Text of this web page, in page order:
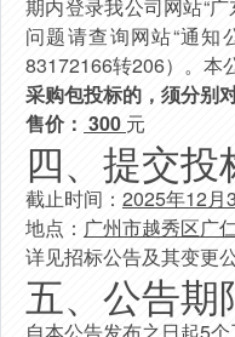
期内登录我公司网站“
问题请查询网站“通知
83172166转206）。本
采购包投标的，须分别
售价： 300 元
四、提交
截止时间： 2025年12月3
地点： 广州市越秀区广
详见招标公告及其变更
五、公告期